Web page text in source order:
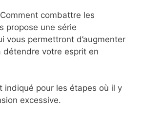
combattre les
propose une série
vous permettront d’augmenter
détendre votre esprit en
indiqué pour les étapes où il y
excessive.